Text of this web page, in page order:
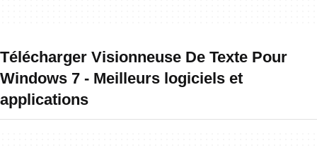
Télécharger Visionneuse De Texte Pour
Windows 7 - Meilleurs logiciels et
applications